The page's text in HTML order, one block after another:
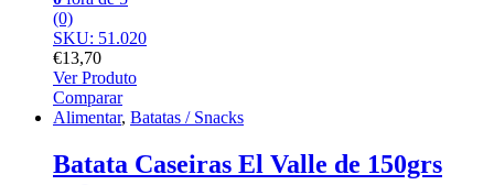
(0)
SKU: 51.020
€13,70
Ver Produto
Comparar
Alimentar, Batatas / Snacks
Batata Caseiras El Valle de 150grs